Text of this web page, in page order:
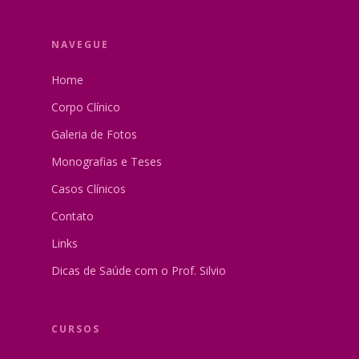
NAVEGUE
Home
Corpo Clínico
Galeria de Fotos
Monografias e Teses
Casos Clínicos
Contato
Links
Dicas de Saúde com o Prof. Silvio
CURSOS